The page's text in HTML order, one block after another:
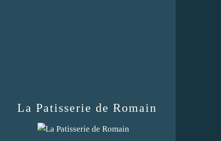
La Patisserie de Romain